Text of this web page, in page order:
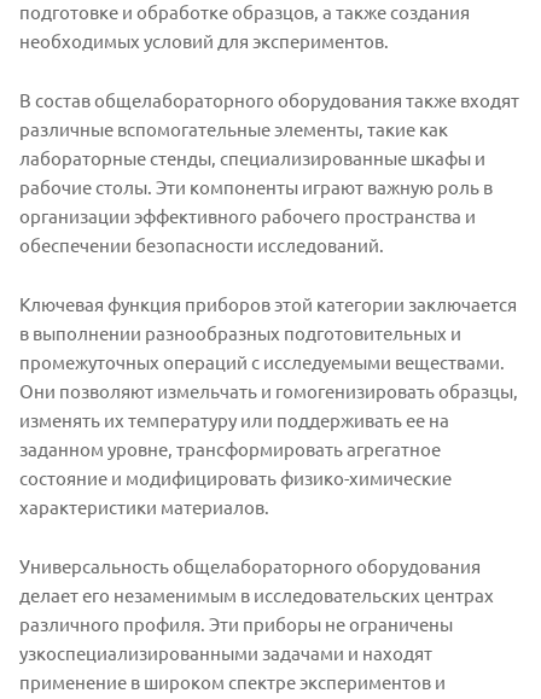
подготовке и обработке образцов, а также создания
необходимых условий для экспериментов.
В состав общелабораторного оборудования также входят
различные вспомогательные элементы, такие как
лабораторные стенды, специализированные шкафы и
рабочие столы. Эти компоненты играют важную роль в
организации эффективного рабочего пространства и
обеспечении безопасности исследований.
Ключевая функция приборов этой категории заключается
в выполнении разнообразных подготовительных и
промежуточных операций с исследуемыми веществами.
Они позволяют измельчать и гомогенизировать образцы,
изменять их температуру или поддерживать ее на
заданном уровне, трансформировать агрегатное
состояние и модифицировать физико-химические
характеристики материалов.
Универсальность общелабораторного оборудования
делает его незаменимым в исследовательских центрах
различного профиля. Эти приборы не ограничены
узкоспециализированными задачами и находят
применение в широком спектре экспериментов и